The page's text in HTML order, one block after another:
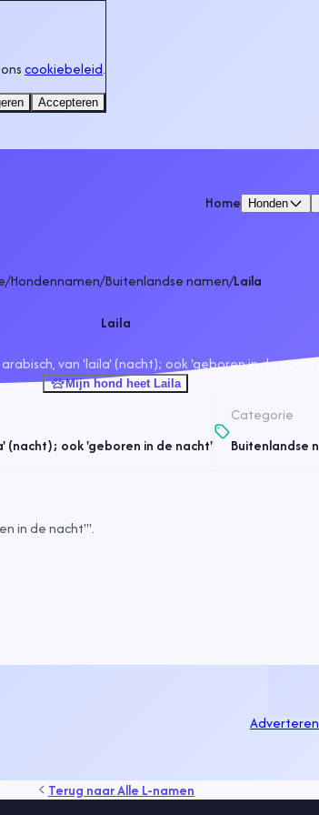
Home Honden
/Hondennamen/Buitenlandse namen/Laila
Laila
van 'laila' (nacht); ook 'geboren in de nacht'.
Mijn hond heet Laila
(nacht); ook 'geboren in de nacht'
Categorie
Buitenlandse
in de nacht'".
Adverteren
Terug naarAlle L-namen
cookiebeleid.
Accepteren